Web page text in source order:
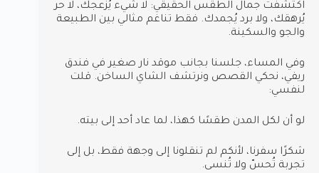
اكتشفت جمال الطقس الحقيقي: لا شيء يُزعجك، لا حر
يُرهقك، ولا برد يُجمدك. فقط تناغم مثالي بين الطبيعة
والجو والسكينة.
وفي المساء، جلسنا بجانب موقد نار صغير في فندق
ريفي، نحكي القصص ونرتشف الشاي الساخن. قلت
لنفسي:
لو أن لكل المدن طقسًا كهذا، لما عاد أحد إلى بيته.
شكرًا سفرنا، لأنكم لم تنقلونا إلى وجهة فقط، بل إلى
تجربة تُحسّ ولا تُنسى.